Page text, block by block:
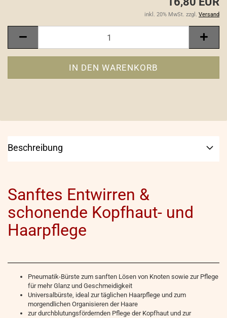
inkl. 20% MwSt. zzgl. Versand
Beschreibung
Sanftes Entwirren &
schonende Kopfhaut- und
Haarpflege
Pneumatik-Bürste zum sanften Lösen von Knoten sowie zur Pflege
für mehr Glanz und Geschmeidigkeit
Universalbürste, ideal zur täglichen Haarpflege und zum
morgendlichen Organisieren der Haare
zur durchblutungsfördernden Pflege der Kopfhaut und zur